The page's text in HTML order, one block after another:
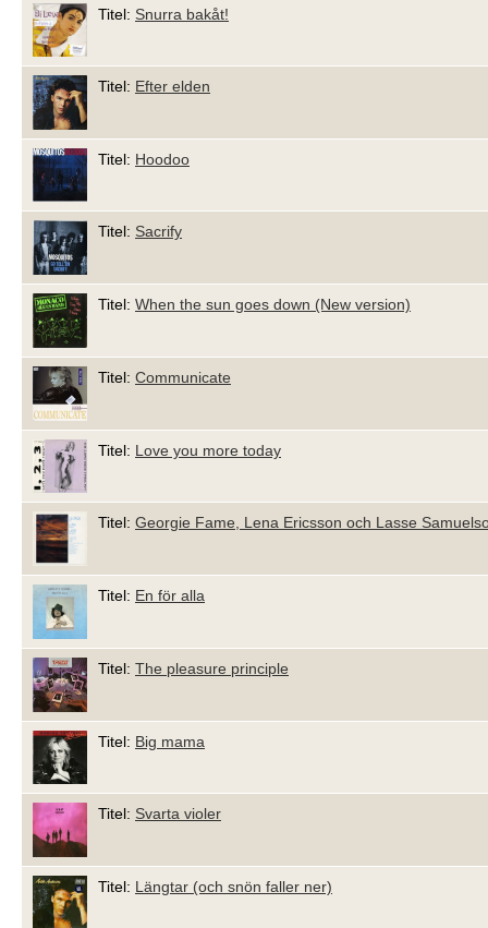
Titel: Snurra bakåt!
Titel: Efter elden
Titel: Hoodoo
Titel: Sacrify
Titel: When the sun goes down (New version)
Titel: Communicate
Titel: Love you more today
Titel: Georgie Fame, Lena Ericsson och Lasse
Titel: En för alla
Titel: The pleasure principle
Titel: Big mama
Titel: Svarta violer
Titel: Längtar (och snön faller ner)